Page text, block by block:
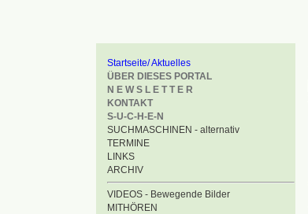
Startseite/ Aktuelles
ÜBER DIESES PORTAL
N E W S L E T T E R
KONTAKT
S-U-C-H-E-N
SUCHMASCHINEN - alternativ
TERMINE
LINKS
ARCHIV
VIDEOS - Bewegende Bilder
MITHÖREN